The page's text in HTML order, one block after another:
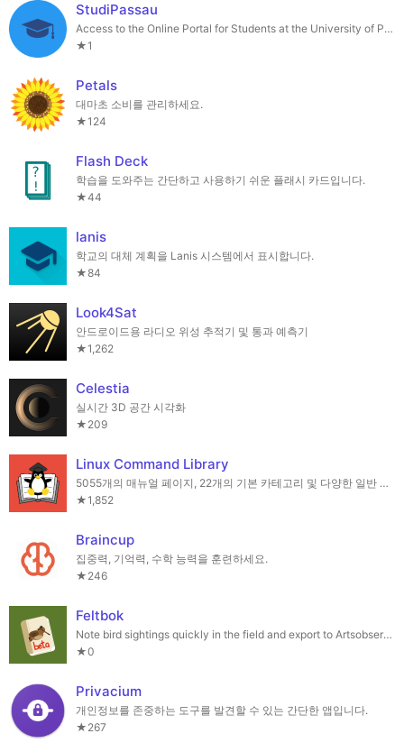
StudiPassau
Access to the Online Portal for Students at the University of Passau
★1
Petals
대마초 소비를 관리하세요.
★124
Flash Deck
학습을 도와주는 간단하고 사용하기 쉬운 플래시 카드입니다.
★44
lanis
학교의 대체 계획을 Lanis 시스템에서 표시합니다.
★84
Look4Sat
안드로이드용 라디오 위성 추적기 및 통과 예측기
★1,262
Celestia
실시간 3D 공간 시각화
★209
Linux Command Library
5055개의 매뉴얼 페이지, 22개의 기본 카테고리 및 다양한 일반 터미널 팁.
★1,852
Braincup
집중력, 기억력, 수학 능력을 훈련하세요.
★246
Feltbok
Note bird sightings quickly in the field and export to Artsobservasjoner
★0
Privacium
개인정보를 존중하는 도구를 발견할 수 있는 간단한 앱입니다.
★267